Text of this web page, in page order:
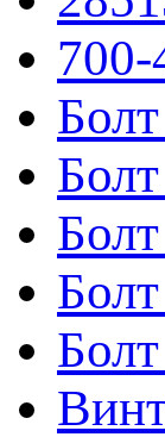
700-